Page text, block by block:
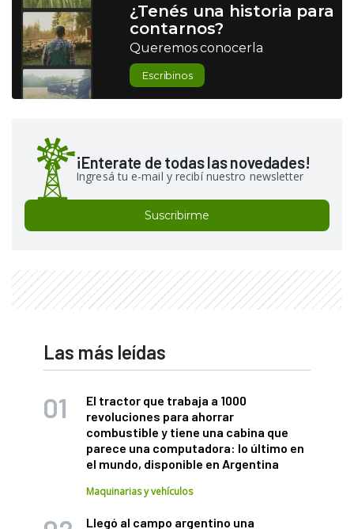
¿Tenés una historia para
contarnos?
Queremos conocerla
Escribinos
¡Enterate de todas las novedades!
Ingresá tu e-mail y recibí nuestro newsletter
Suscribirme
Las más leídas
El tractor que trabaja a 1000
revoluciones para ahorrar
combustible y tiene una cabina que
parece una computadora: lo último en
el mundo, disponible en Argentina
Maquinarias y vehículos
Llegó al campo argentino una